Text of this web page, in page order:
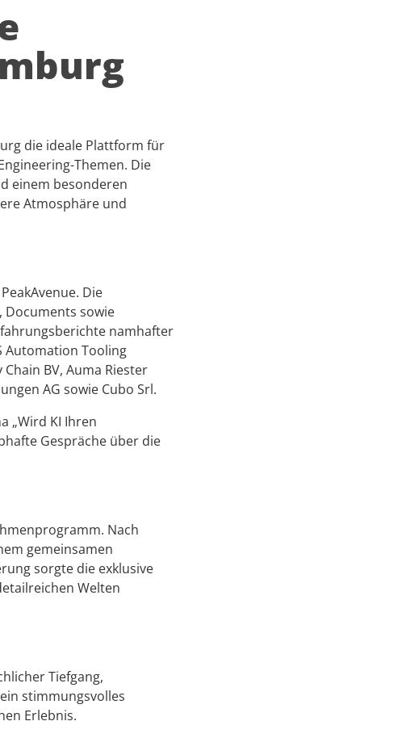
die ideale Plattform für
Themen. Die
einem besonderen
Atmosphäre und
Die
Documents sowie
namhafter
Automation Tooling
BV, Auma Riester
AG sowie Cubo Srl.
„Wird KI Ihren
Gespräche über die
Nach
gemeinsamen
sorgte die exklusive
Welten
Tiefgang,
stimmungsvolles
Erlebnis.